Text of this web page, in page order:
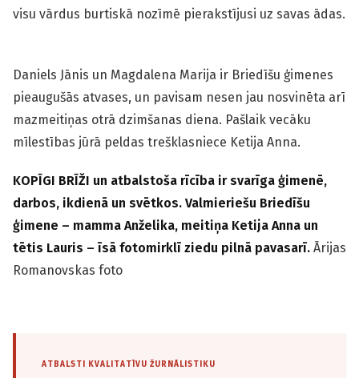
visu vārdus burtiskā nozīmē pierakstījusi uz savas ādas.
Daniels Jānis un Magdalena Marija ir Briedīšu ģimenes
pieaugušās atvases, un pavisam nesen jau nosvinēta arī
mazmeitiņas otrā dzimšanas diena. Pašlaik vecāku
mīlestības jūrā peldas trešklasniece Ketija Anna.
KOPĪGI BRĪŽI un atbalstoša rīcība ir svarīga ģimenē,
darbos, ikdienā un svētkos. Valmieriešu Briedīšu
ģimene – mamma Anželika, meitiņa Ketija Anna un
tētis Lauris – īsā fotomirklī ziedu pilnā pavasarī. Ārijas
Romanovskas foto
ATBALSTI KVALITATĪVU ŽURNĀLISTIKU